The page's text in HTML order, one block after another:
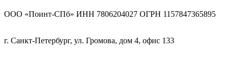
ООО «Поинт-СПб» ИНН 7806204027 ОГРН 1157847365895
г. Санкт-Петербург, ул. Громова, дом 4, офис 133